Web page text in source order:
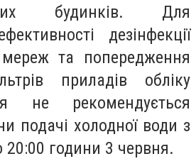
будинків. Для
дезінфекції
мереж та попередження
приладів обліку
не рекомендується
подачі холодної води з
20:00 години 3 червня.